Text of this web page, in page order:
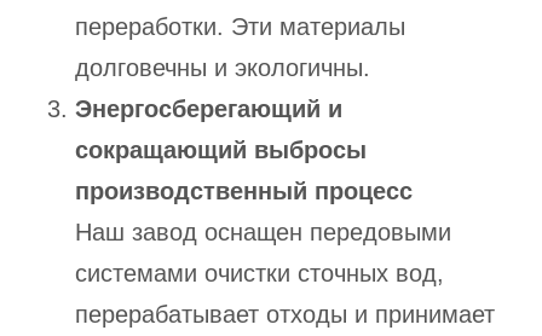
переработки. Эти материалы
долговечны и экологичны.
Энергосберегающий и
сокращающий выбросы
производственный процесс
Наш завод оснащен передовыми
системами очистки сточных вод,
перерабатывает отходы и принимает